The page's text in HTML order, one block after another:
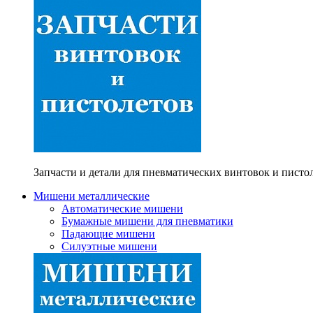
Запчасти и детали для пневматических винтовок и
Мишени металлические
Автоматические мишени
Бумажные мишени для пневматики
Падающие мишени
Силуэтные мишени